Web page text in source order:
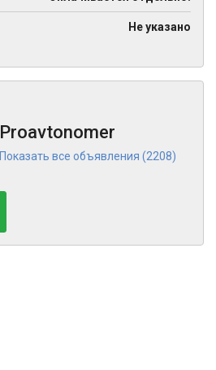
Не указано
Proavtonomer
Показать все объявления (2208)